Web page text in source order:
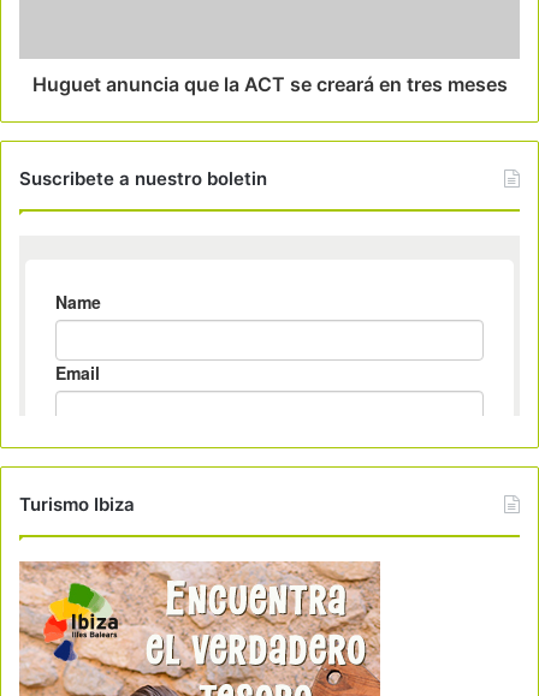
Huguet anuncia que la ACT se creará en tres meses
Suscribete a nuestro boletin
Turismo Ibiza